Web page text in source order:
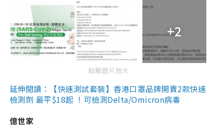
+2
點擊圖片放大
延伸閱讀：【快速測試套裝】香港口罩品牌開賣2款快速
檢測劑 最平$18起 ！可檢測Delta/Omicron病毒
億世家